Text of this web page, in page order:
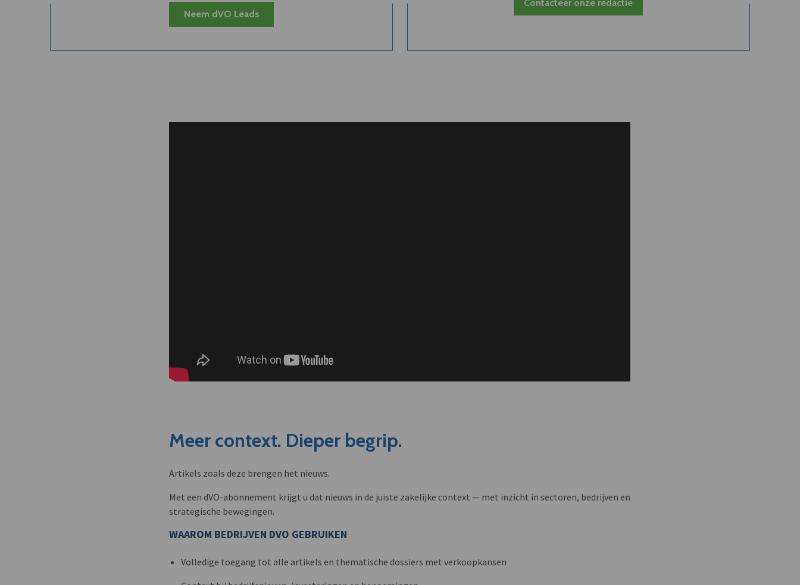
Neem dVO Leads
Contacteer onze redactie
Meer context. Dieper begrip.
Artikels zoals deze brengen het nieuws.
Met een dVO-abonnement krijgt u dat nieuws in de juiste zakelijke context — met inzicht in sectoren, bedrijven en
strategische bewegingen.
WAAROM BEDRIJVEN DVO GEBRUIKEN
Volledige toegang tot alle artikels en thematische dossiers met verkoopkansen